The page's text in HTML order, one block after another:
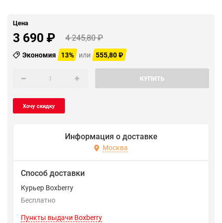
Цена
3 690₽ 4 245,80₽
Экономия 13% или 555,80₽
КУПИТЬ
Информация о доставке
Москва
Способ доставки
Курьер Boxberry
Бесплатно
Пункты выдачи Boxberry